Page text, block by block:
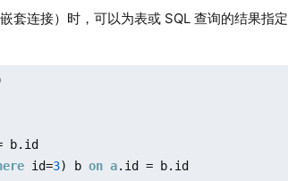
套连接）时，可以为表或 SQL 查询的结果指定
id=3) b on a.id = b.id